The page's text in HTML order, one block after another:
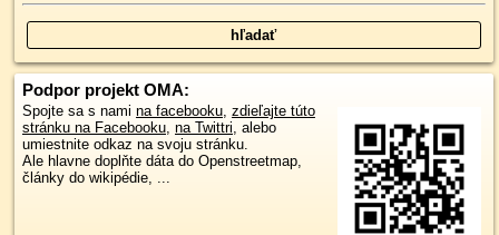
Podpor projekt OMA:
Spojte sa s nami na facebooku, zdieľajte túto
stránku na Facebooku, na Twittri, alebo
umiestnite odkaz na svoju stránku.
Ale hlavne doplňte dáta do Openstreetmap,
články do wikipédie, ...